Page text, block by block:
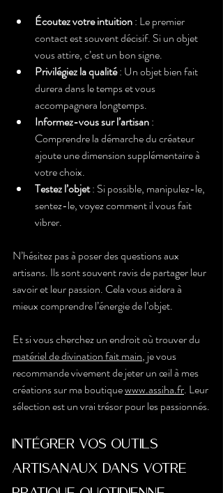
Écoutez votre intuition : Le premier
contact est souvent décisif. Si un objet
vous attire, c’est un bon signe.
Privilégiez la qualité : Un objet bien fait
durera dans le temps et vous
accompagnera longtemps.
Informez-vous sur l’artisan :
Comprendre la démarche du créateur
ajoute une dimension supplémentaire à
votre choix.
Testez l’objet : Si possible, manipulez-le,
sentez-le, voyez comment il vous fait
vibrer.
N’hésitez pas à poser des questions aux
artisans. Ils sont souvent ravis de partager leur
savoir et leur passion. Cela vous aidera à
mieux comprendre l’énergie de l’objet.
Et si vous cherchez un endroit où trouver du
matériel de divination fait main, je vous
recommande vivement de jeter un œil à mes
créations sur ma boutique www.assiha.fr. Leur
sélection est un vrai trésor pour les passionnés.
Intégrer vos outils
artisanaux dans votre